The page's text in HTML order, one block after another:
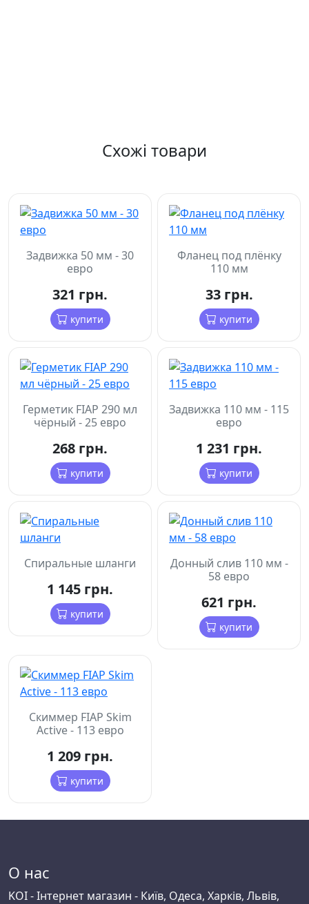
Схожі товари
Задвижка 50 мм - 30
евро
321 грн.
купити
Фланец под плёнку
110 мм
33 грн.
купити
Герметик FIAP 290 мл
чёрный - 25 евро
268 грн.
купити
Задвижка 110 мм - 115
евро
1 231 грн.
купити
Спиральные шланги
1 145 грн.
купити
Донный слив 110 мм -
58 евро
621 грн.
купити
Скиммер FIAP Skim
Active - 113 евро
1 209 грн.
купити
О нас
KOI - Інтернет магазин - Київ, Одеса, Харків, Львів,